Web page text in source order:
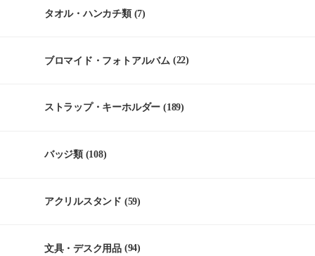
タオル・ハンカチ類(7)
ブロマイド・フォトアルバム (22)
ストラップ・キーホルダー (189)
バッジ類(108)
アクリルスタンド (59)
文具・デスク用品 (94)